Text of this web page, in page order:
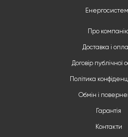
Про
Доставка і
Договір публічної
Політика
Обмін і
Гарантія
Контакти